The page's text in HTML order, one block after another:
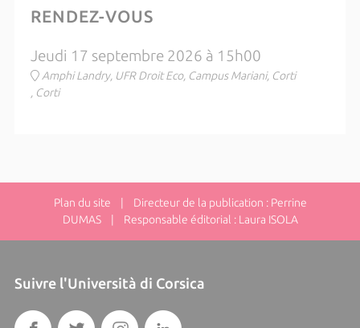
RENDEZ-VOUS
Jeudi 17 septembre 2026 à 15h00
Amphi Landry, UFR Droit Eco, Campus Mariani, Corti
, Corti
Plan du site | Directeur de la publication : Perrine
DUMAS | Responsable éditorial : Laura ISOLA
Suivre l'Università di Corsica